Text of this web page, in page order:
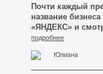
Почти каждый
название
«ЯНДЕКС» и
таким же именем
человек идёт
Это и есть
подробнее
Юлиана